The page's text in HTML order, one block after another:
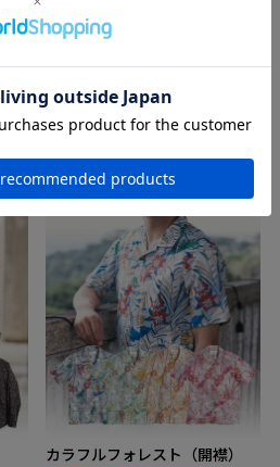
オキナワグラッシーズ
カラフルフォレスト（開襟）